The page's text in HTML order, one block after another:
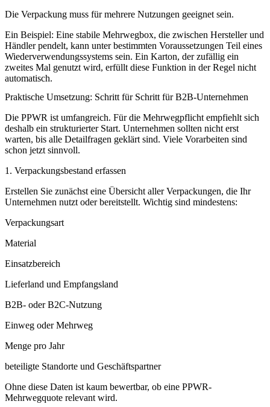
Die Verpackung muss für mehrere Nutzungen geeignet sein.
Ein Beispiel: Eine stabile Mehrwegbox, die zwischen Hersteller und
Händler pendelt, kann unter bestimmten Voraussetzungen Teil eines
Wiederverwendungssystems sein. Ein Karton, der zufällig ein
zweites Mal genutzt wird, erfüllt diese Funktion in der Regel nicht
automatisch.
Praktische Umsetzung: Schritt für Schritt für B2B-Unternehmen
Die PPWR ist umfangreich. Für die Mehrwegpflicht empfiehlt sich
deshalb ein strukturierter Start. Unternehmen sollten nicht erst
warten, bis alle Detailfragen geklärt sind. Viele Vorarbeiten sind
schon jetzt sinnvoll.
1. Verpackungsbestand erfassen
Erstellen Sie zunächst eine Übersicht aller Verpackungen, die Ihr
Unternehmen nutzt oder bereitstellt. Wichtig sind mindestens:
Verpackungsart
Material
Einsatzbereich
Lieferland und Empfangsland
B2B- oder B2C-Nutzung
Einweg oder Mehrweg
Menge pro Jahr
beteiligte Standorte und Geschäftspartner
Ohne diese Daten ist kaum bewertbar, ob eine PPWR-
Mehrwegquote relevant wird.